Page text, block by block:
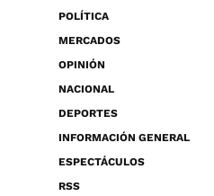
POLÍTICA
MERCADOS
OPINIÓN
NACIONAL
DEPORTES
INFORMACIÓN GENERAL
ESPECTÁCULOS
RSS